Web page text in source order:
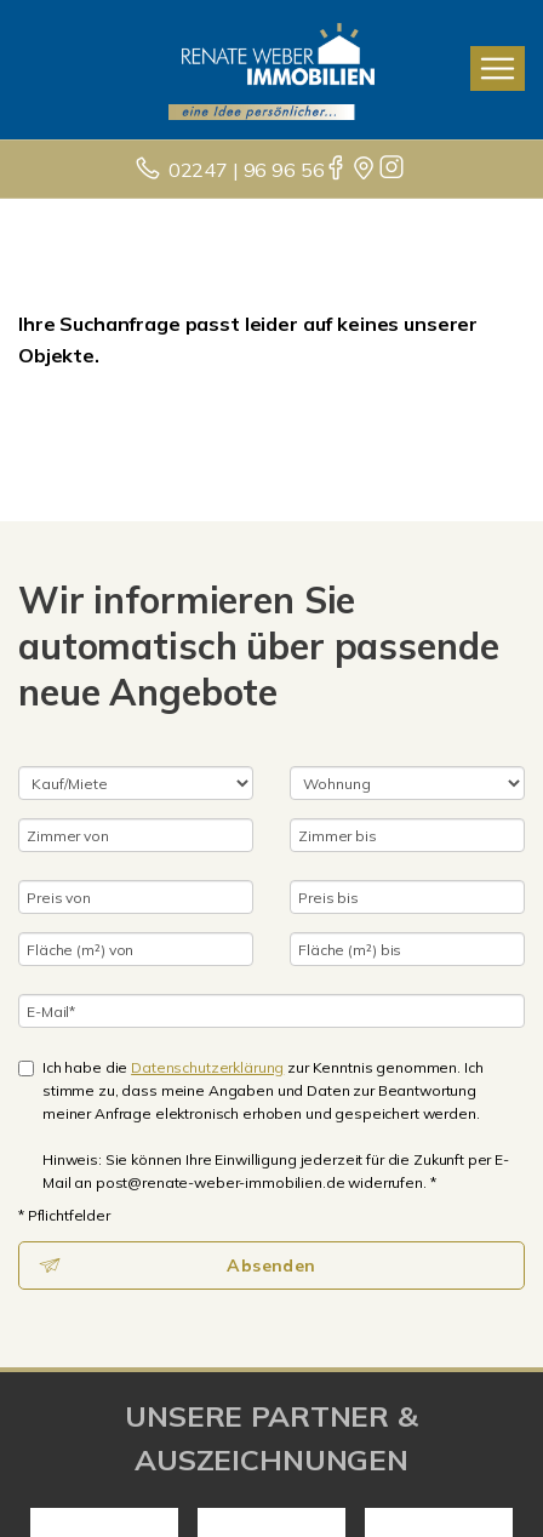
02247 | 96 96 56
Ihre Suchanfrage passt leider auf keines unserer
Objekte.
Wir informieren Sie
automatisch über passende
neue Angebote
Ich habe die Datenschutzerklärung zur Kenntnis genommen. Ich
stimme zu, dass meine Angaben und Daten zur Beantwortung
meiner Anfrage elektronisch erhoben und gespeichert werden.
Hinweis: Sie können Ihre Einwilligung jederzeit für die Zukunft per E-
Mail an post@renate-weber-immobilien.de widerrufen. *
* Pflichtfelder
Absenden
UNSERE PARTNER &
AUSZEICHNUNGEN